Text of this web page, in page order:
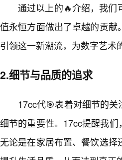
通过以上的🔥介绍，我们
值永恒方面做出了卓越的贡
引领这一新潮流，为数字艺术
2.细节与品质的追求
17cc代🎯表着对细节的
细节的重要性。17cc提醒我
无论是在家居布置、餐饮选